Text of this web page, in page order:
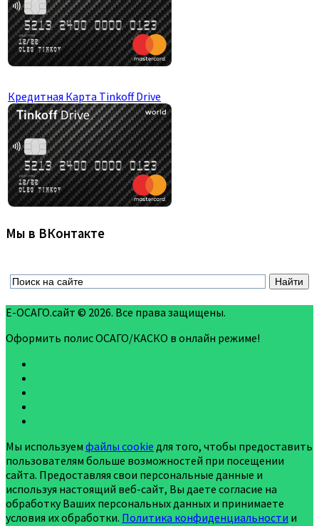
Кредитная Карта Tinkoff Drive
Мы в ВКонтакте
Е-ОСАГО.сайт © 2026. Все права защищены.
Оформить полис ОСАГО/КАСКО в онлайн режиме!
Мы используем файлы cookie для того, чтобы предоставить
пользователям больше возможностей при посещении
сайта. Предоставляя свои персональные данные и
используя настоящий веб-сайт, Вы даете согласие на
обработку Ваших персональных данных и принимаете
условия их обработки. Политика конфиденциальности и